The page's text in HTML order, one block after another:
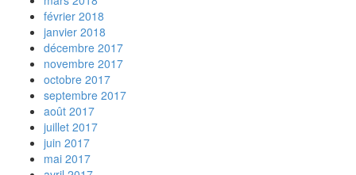
février 2018
janvier 2018
décembre 2017
novembre 2017
octobre 2017
septembre 2017
août 2017
juillet 2017
juin 2017
mai 2017